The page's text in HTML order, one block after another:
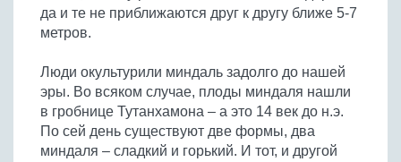
Блины и оладьи
Кремы
Другие соусы
Безалкогольные напитки
Ягоды и фрукты
Грибы
Другие заготовки
Конфеты и сладости
Ещё...
Пельмени, вареники
Макароны
Грибы
да и те не приближаются друг к другу ближе 5-7
метров.
Люди окультурили миндаль задолго до нашей
эры. Во всяком случае, плоды миндаля нашли
в гробнице Тутанхамона – а это 14 век до н.э.
По сей день существуют две формы, два
миндаля – сладкий и горький. И тот, и другой